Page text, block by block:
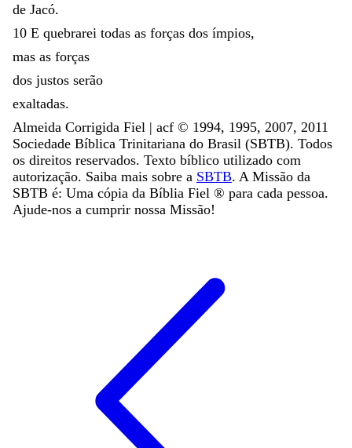
de Jacó.
10 E quebrarei todas as forças dos ímpios,
mas as forças
dos justos serão
exaltadas.
Almeida Corrigida Fiel | acf ©️ 1994, 1995, 2007, 2011
Sociedade Bíblica Trinitariana do Brasil (SBTB). Todos
os direitos reservados. Texto bíblico utilizado com
autorização. Saiba mais sobre a SBTB. A Missão da
SBTB é: Uma cópia da Bíblia Fiel ®️ para cada pessoa.
Ajude-nos a cumprir nossa Missão!